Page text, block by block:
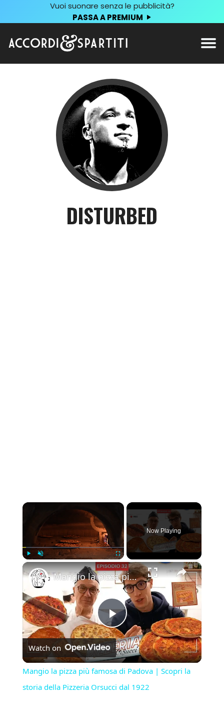
Vuoi suonare senza le pubblicità?
PASSA A PREMIUM
DISTURBED
×
Play Fullscreen
Now Playing
×
Play
Video
Mangio la pizza più famosa di Padova | Scopri la storia della Pizzeria Orsucci dal 1922
Watch on
Mangio la pizza più famosa di Padova | Scopri la
storia della Pizzeria Orsucci dal 1922